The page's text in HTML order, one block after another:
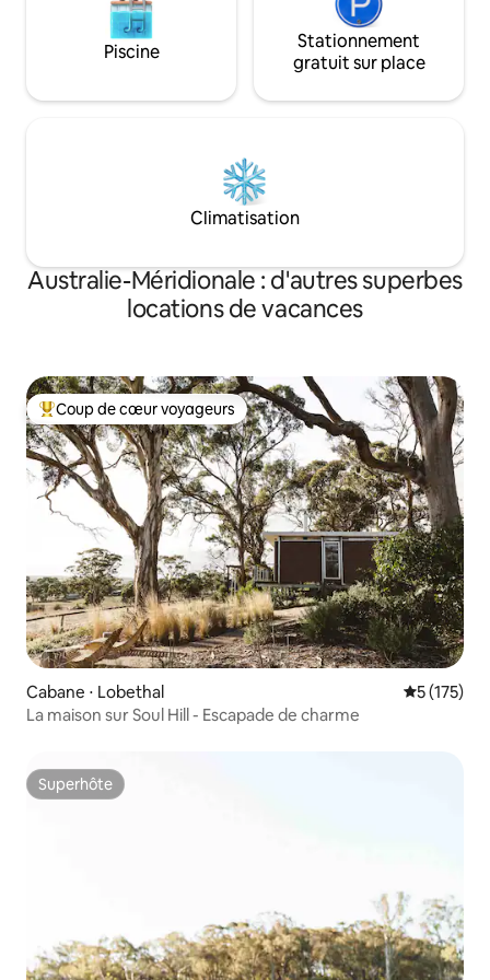
Piscine
Stationnement
gratuit sur place
Climatisation
Australie-Méridionale : d'autres superbes
locations de vacances
Coups de cœur voyageurs les plus appréciés
Coup de cœur voyageurs
Cabane ⋅ Lobethal Évaluation
5 (175)
La maison sur Soul Hill - Escapade de charme
Superhôte
Superhôte